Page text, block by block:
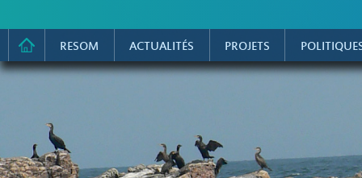
RESOM ACTUALITÉS PROJETS